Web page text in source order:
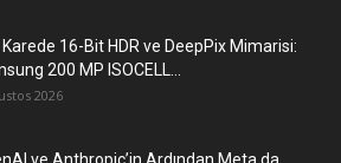
16-Bit HDR ve DeepPix Mimarisi:
200 MP ISOCELL...
2026